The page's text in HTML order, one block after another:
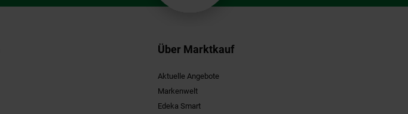
Über Marktkauf
Aktuelle Angebote
Markenwelt
Edeka Smart